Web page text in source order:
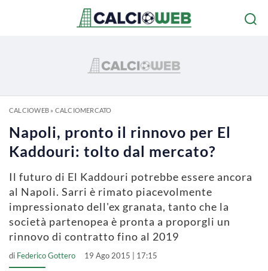
CALCIOWEB» CALCIOMERCATO
Napoli, pronto il rinnovo per El
Kaddouri: tolto dal mercato?
Il futuro di El Kaddouri potrebbe essere ancora
al Napoli. Sarri è rimato piacevolmente
impressionato dell'ex granata, tanto che la
società partenopea è pronta a proporgli un
rinnovo di contratto fino al 2019
di Federico Gottero 19 Ago 2015 | 17:15